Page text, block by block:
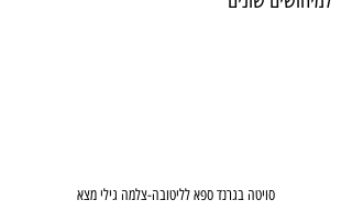
סויטה בגרנד ספא לליטובה-צלמה גילי מצא